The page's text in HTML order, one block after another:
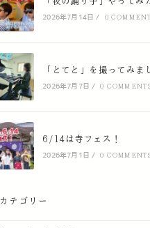
2026年7月14日 / 0
「とてと」を撮ってみま
2026年7月7日 / 0
6/14は寺フェス！
2026年7月1日 / 0
カテゴリー